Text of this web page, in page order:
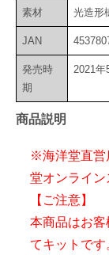
素材 光造形
JAN
発売時
期
2021年
商品説明
※海洋堂直営
堂オンライ
【ご注意】
本商品はお
てキットです